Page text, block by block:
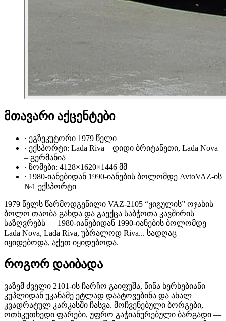
მთავარი აქცენტები
· ეგზეკუტორი 1979 წელი
· ექსპორტი: Lada Riva – დიდი ბრიტანეთი, Lada Nova
– გერმანია
· ზომები: 4128×1620×1446 მმ
· 1980-იანებიდან 1990-იანების ბოლომდე AvtoVAZ-ის
№1 ექსპორტი
1979 წელს წარმოდგენილი VAZ-2105 “ჟიგულის” ოჯახის
ბოლო თაობა გახდა და გაექცა საბჭოთა კავშირის
საზღვრებს — 1980-იანებიდან 1990-იანების ბოლომდე
Lada Nova, Lada Riva, უბრალოდ Riva... სადღაც
იყიდებოდა, აქეთ იყიდებოდა.
როგორ დაიბადა
ვაზემ ძველი 2101-ის ჩარჩო გაიფუშა, წინა ხერხებიანი
კუპლიდან უკანამე ეტლად დაატოვებინა და ახალ
კვადრატულ კარკასში ჩასვა. მოჩვენებული ბორგები,
ოთხკუთხედი ფარები, უფრო გაჭიანურებული ბარგადი —